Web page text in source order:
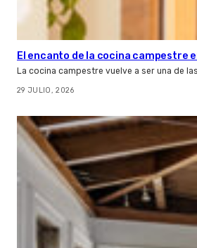
El encanto de la cocina campestre
La cocina campestre vuelve a ser una de
29 JULIO, 2026